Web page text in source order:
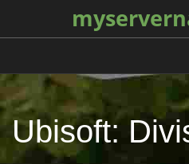
Ubisoft: